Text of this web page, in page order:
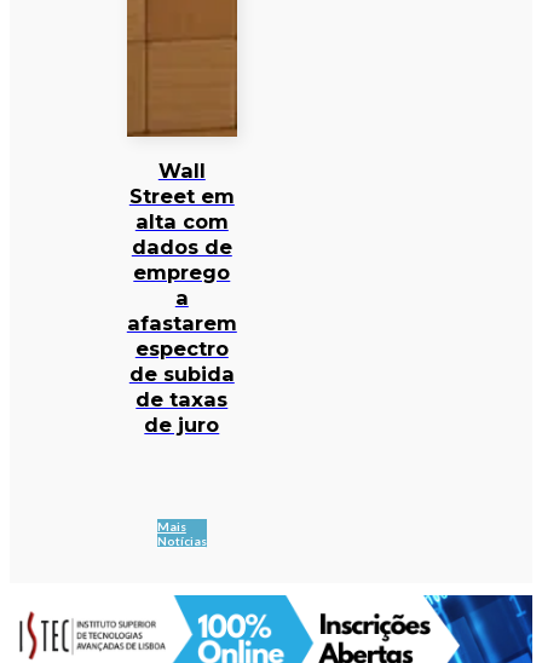
Wall
Street em
alta com
dados de
emprego
a
afastarem
espectro
de subida
de taxas
de juro
Mais
Notícias